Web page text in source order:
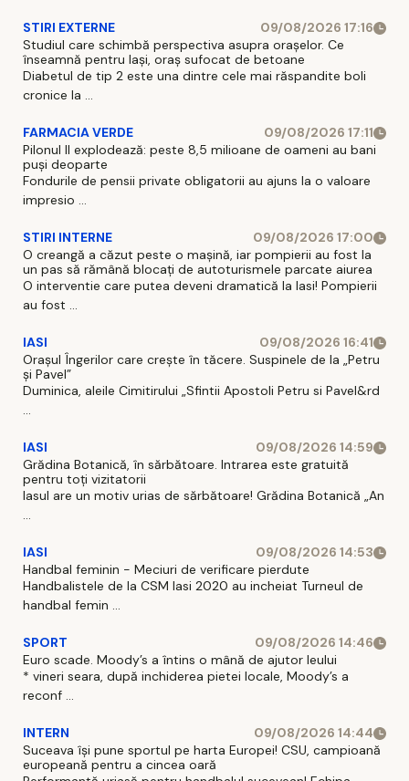
STIRI EXTERNE
09/08/2026 17:16
Studiul care schimbă perspectiva asupra orașelor. Ce
înseamnă pentru Iași, oraș sufocat de betoane
Diabetul de tip 2 este una dintre cele mai răspandite boli
cronice la ...
FARMACIA VERDE
09/08/2026 17:11
Pilonul II explodează: peste 8,5 milioane de oameni au bani
puși deoparte
Fondurile de pensii private obligatorii au ajuns la o valoare
impresio ...
STIRI INTERNE
09/08/2026 17:00
O creangă a căzut peste o mașină, iar pompierii au fost la
un pas să rămână blocați de autoturismele parcate aiurea
O interventie care putea deveni dramatică la Iasi! Pompierii
au fost ...
IASI
09/08/2026 16:41
Orașul Îngerilor care crește în tăcere. Suspinele de la „Petru
și Pavel”
Duminica, aleile Cimitirului „Sfintii Apostoli Petru si Pavel&rd
...
IASI
09/08/2026 14:59
Grădina Botanică, în sărbătoare. Intrarea este gratuită
pentru toți vizitatorii
Iasul are un motiv urias de sărbătoare! Grădina Botanică „An
...
IASI
09/08/2026 14:53
Handbal feminin - Meciuri de verificare pierdute
Handbalistele de la CSM Iasi 2020 au incheiat Turneul de
handbal femin ...
SPORT
09/08/2026 14:46
Euro scade. Moody’s a întins o mână de ajutor leului
* vineri seara, după inchiderea pietei locale, Moody’s a
reconf ...
INTERN
09/08/2026 14:44
Suceava își pune sportul pe harta Europei! CSU, campioană
europeană pentru a cincea oară